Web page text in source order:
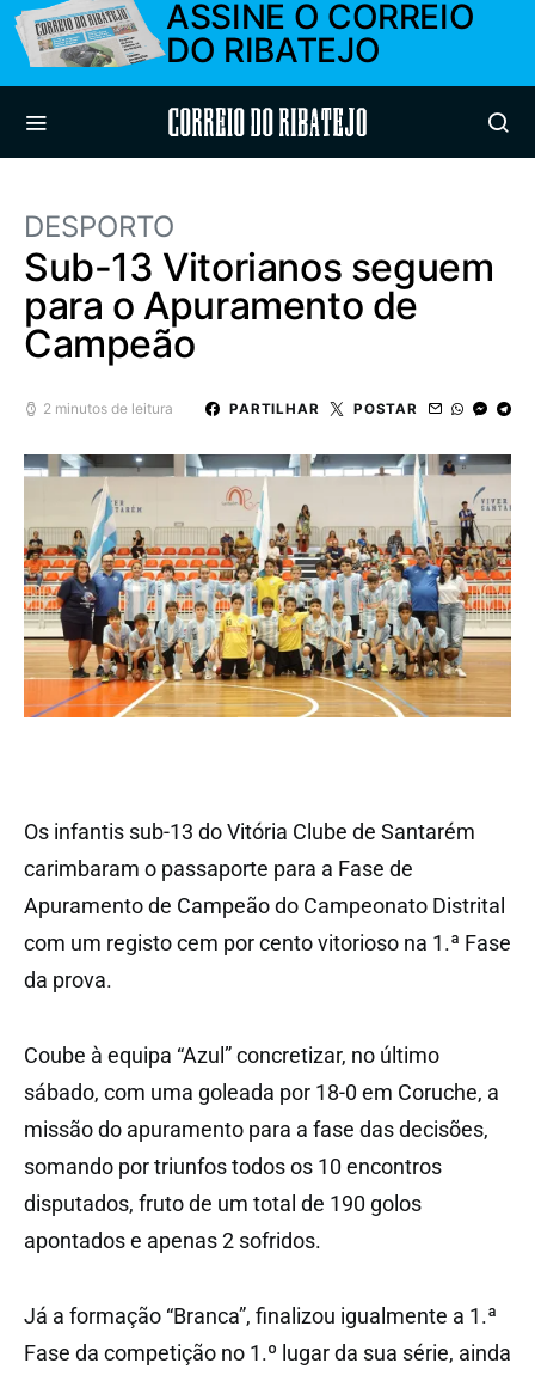
ASSINE O CORREIO
DO RIBATEJO
Correio do Ribatejo
DESPORTO
Sub-13 Vitorianos seguem
para o Apuramento de
Campeão
2 minutos de leitura PARTILHAR POSTAR
Os infantis sub-13 do Vitória Clube de Santarém
carimbaram o passaporte para a Fase de
Apuramento de Campeão do Campeonato Distrital
com um registo cem por cento vitorioso na 1.ª Fase
da prova.
Coube à equipa “Azul” concretizar, no último
sábado, com uma goleada por 18-0 em Coruche, a
missão do apuramento para a fase das decisões,
somando por triunfos todos os 10 encontros
disputados, fruto de um total de 190 golos
apontados e apenas 2 sofridos.
Já a formação “Branca”, finalizou igualmente a 1.ª
Fase da competição no 1.º lugar da sua série, ainda